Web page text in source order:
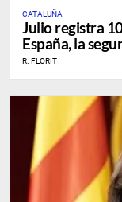
CATALUÑA
Julio registra
España, la
R. FLORIT